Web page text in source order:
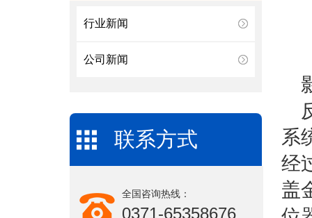
行业新闻
公司新闻
联系方式
全国咨询热线：
0371-65358676
系
经
盖